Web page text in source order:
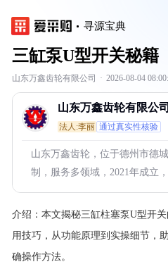
寻源宝典
三缸泵U型开关秘籍
山东万鑫齿轮有限公司 · 2026-08-04
山东万鑫齿轮有限公司
法人:李丽 通过真实性核验
山东万鑫齿轮，位于德州市德
制，服务多领域，2021年成立
介绍： 本文揭秘三缸柱塞泵U型开
用技巧，从功能原理到实操细节，
确操作方法。